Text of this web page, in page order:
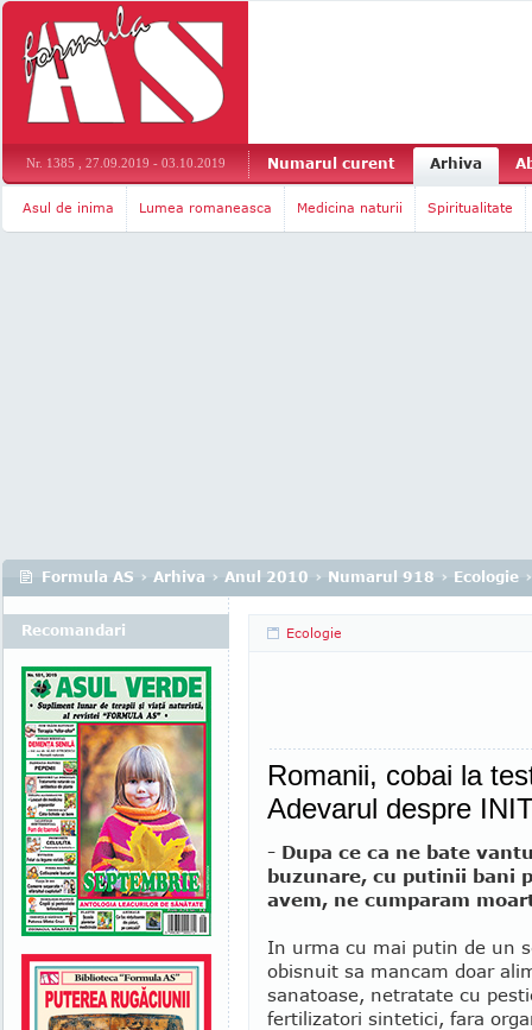
Nr. 1385 , 27.09.2019 - 03.10.2019 Numarul curent Arhiva
Asul de inima Lumea romaneasca Medicina naturii Spiritualitate
Formula AS › Arhiva › Anul 2010 › Numarul 918 › Ecologie
Ecologie
Romanii, cobai la
Adevarul despre
- Dupa ce ca ne bate
buzunare, cu putinii bani
avem, ne cumparam
In urma cu mai putin de un
obisnuit sa mancam doar
sanatoase, netratate cu
fertilizatori sintetici, fara
Recomandari